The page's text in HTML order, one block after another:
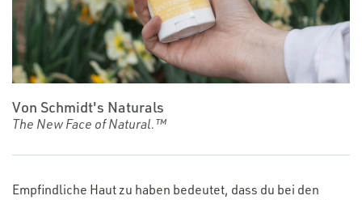
Von Schmidt's Naturals
The New Face of Natural.™
Empfindliche Haut zu haben bedeutet, dass du bei den